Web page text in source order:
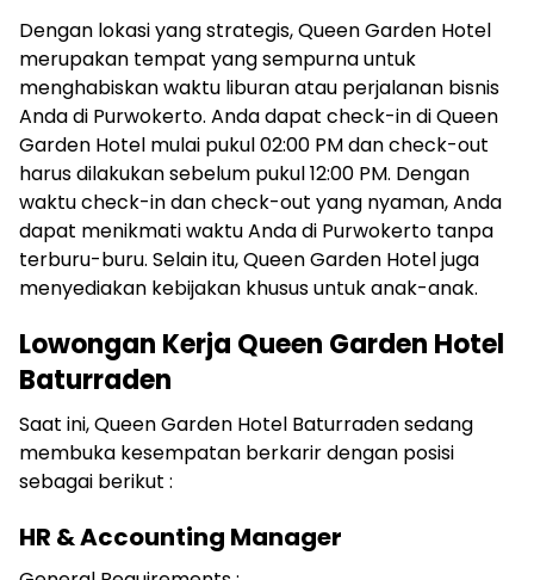
Dengan lokasi yang strategis, Queen Garden Hotel
merupakan tempat yang sempurna untuk
menghabiskan waktu liburan atau perjalanan bisnis
Anda di Purwokerto. Anda dapat check-in di Queen
Garden Hotel mulai pukul 02:00 PM dan check-out
harus dilakukan sebelum pukul 12:00 PM. Dengan
waktu check-in dan check-out yang nyaman, Anda
dapat menikmati waktu Anda di Purwokerto tanpa
terburu-buru. Selain itu, Queen Garden Hotel juga
menyediakan kebijakan khusus untuk anak-anak.
Lowongan Kerja Queen Garden Hotel
Baturraden
Saat ini, Queen Garden Hotel Baturraden sedang
membuka kesempatan berkarir dengan posisi
sebagai berikut :
HR & Accounting Manager